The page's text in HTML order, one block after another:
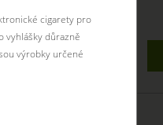
cigarety pro
vyhlášky důrazně
výrobky určené